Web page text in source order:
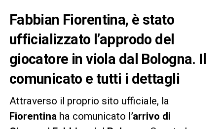
Fabbian Fiorentina, è stato
ufficializzato l’approdo del
giocatore in viola dal Bologna. Il
comunicato e tutti i dettagli
Attraverso il proprio sito ufficiale, la
Fiorentina ha comunicato l’arrivo di